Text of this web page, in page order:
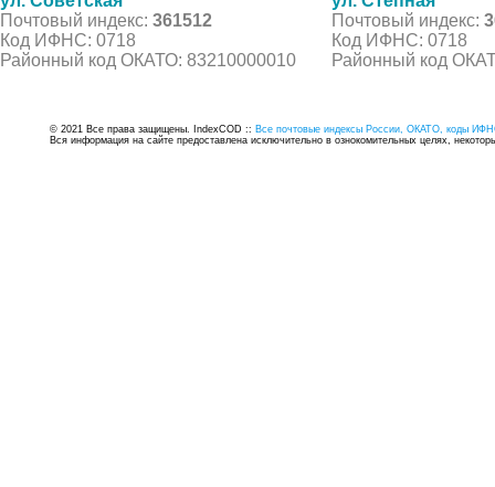
Почтовый индекс: 361512
Код ИФНС: 0718
Районный код ОКАТО: 83210000010
Почтовый индекс:
Код ИФНС: 0718
Районный код
© 2021 Все права защищены. IndexCOD :: Все почтовые индексы России, ОКАТО, коды
Вся информация на сайте предоставлена исключительно в ознокомительных целях,